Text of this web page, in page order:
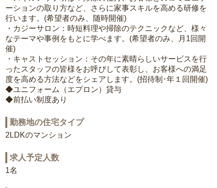
ーションの取り方など、さらに家事スキルを高める研修を
行います。(希望者のみ、随時開催)
・カジーサロン：時短料理や掃除のテクニックなど、様々
なテーマや事例をもとに学べます。(希望者のみ、月1回開
催)
・キャストセッション：その年に素晴らしいサービスを行
ったスタッフの皆様をお呼びして表彰し、お客様への満足
度を高める方法などをシェアします。(招待制･年１回開催)
◆ユニフォーム（エプロン）貸与
◆前払い制度あり
勤務地の住宅タイプ
2LDKのマンション
求人予定人数
1名